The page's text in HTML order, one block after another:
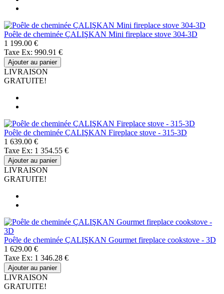
Poêle de cheminée ÇALIŞKAN Mini fireplace stove 304-3D
1 199.00 €
Taxe Ex: 990.91 €
Ajouter au panier
LIVRAISON
GRATUITE!
Poêle de cheminée ÇALIŞKAN Fireplace stove - 315-3D
1 639.00 €
Taxe Ex: 1 354.55 €
Ajouter au panier
LIVRAISON
GRATUITE!
Poêle de cheminée ÇALIŞKAN Gourmet fireplace cookstove - 3D
1 629.00 €
Taxe Ex: 1 346.28 €
Ajouter au panier
LIVRAISON
GRATUITE!